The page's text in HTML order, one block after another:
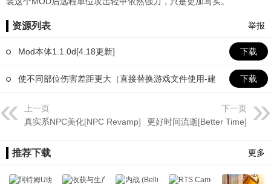
资源列表 举报
Mod本体1.1.0d[4.18更新] 下载
使不同部位伤害差距更大（直接替换游戏文件使用-建
议备份）[4.18更新]
下载
上一页
真实系NPC美化[NPC Revamp]
下一页
更好时间流逝[Better Time]
推荐下载 更多